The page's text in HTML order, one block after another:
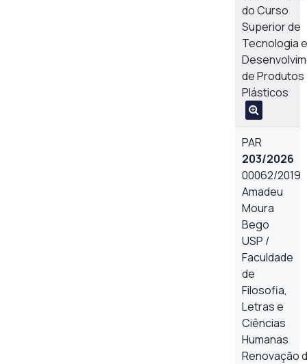
do Curso
Superior de
Tecnologia
de Produtos
Plásticos
PAR
203/2026
00062/2019
Amadeu
Moura
Bego
USP /
Faculdade
de
Filosofia,
Letras e
Ciências
Humanas
Renovação